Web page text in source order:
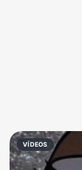
Notícias
VÍDEOS